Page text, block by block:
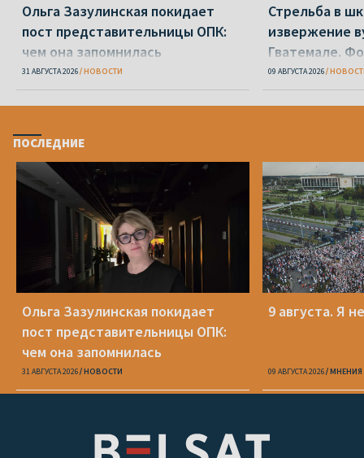
Ольга Зазулинская покидает
пост представительницы ОПК:
чем она запомнилась
31 АВГУСТА 2026 НОВОСТИ
Стрельба в
извержение
Гватемале.
09 АВГУСТА 2026
ПОСЛЕДНИЕ
Ольга Зазулинская покидает
пост представительницы ОПК:
чем она запомнилась
31 АВГУСТА 2026 НОВОСТИ
9 августа. Я
09 АВГУСТА 2026 МНЕНИЯ